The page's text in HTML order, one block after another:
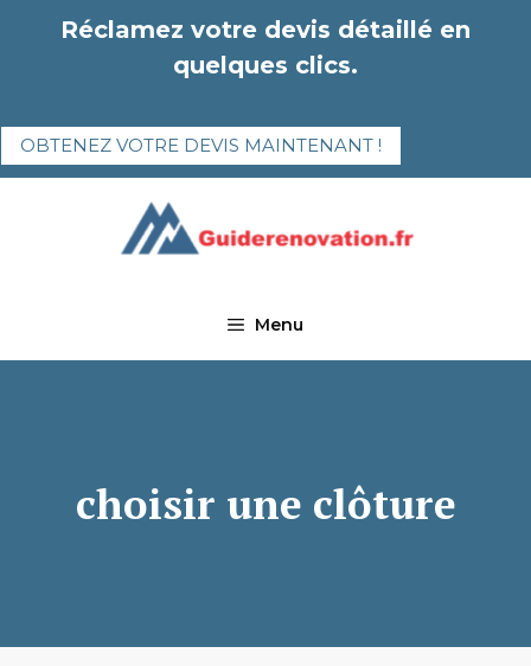
Réclamez votre devis détaillé en
quelques clics.
OBTENEZ VOTRE DEVIS MAINTENANT !
Menu
choisir une clôture